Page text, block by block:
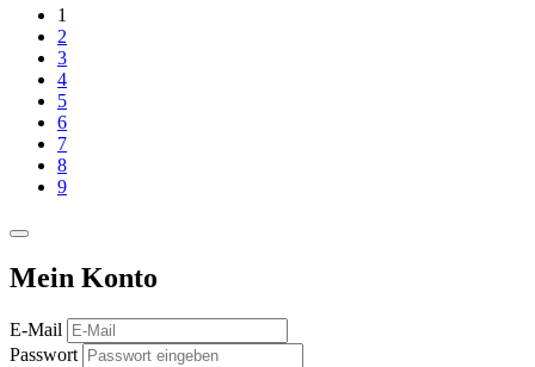
1
2
3
4
5
6
7
8
9
Mein Konto
E-Mail
Passwort